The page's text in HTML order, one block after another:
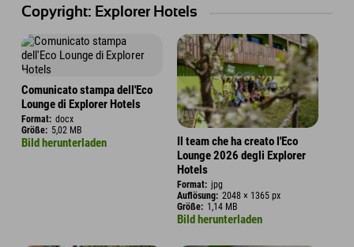
Copyright: Explorer Hotels
Comunicato stampa dell'Eco
Lounge di Explorer Hotels
Format: docx
Größe: 5,02 MB
Bild herunterladen
Il team che ha creato l'Eco
Lounge 2026 degli Explorer
Hotels
Format: jpg
Auflösung: 2048 × 1365 px
Größe: 1,14 MB
Bild herunterladen